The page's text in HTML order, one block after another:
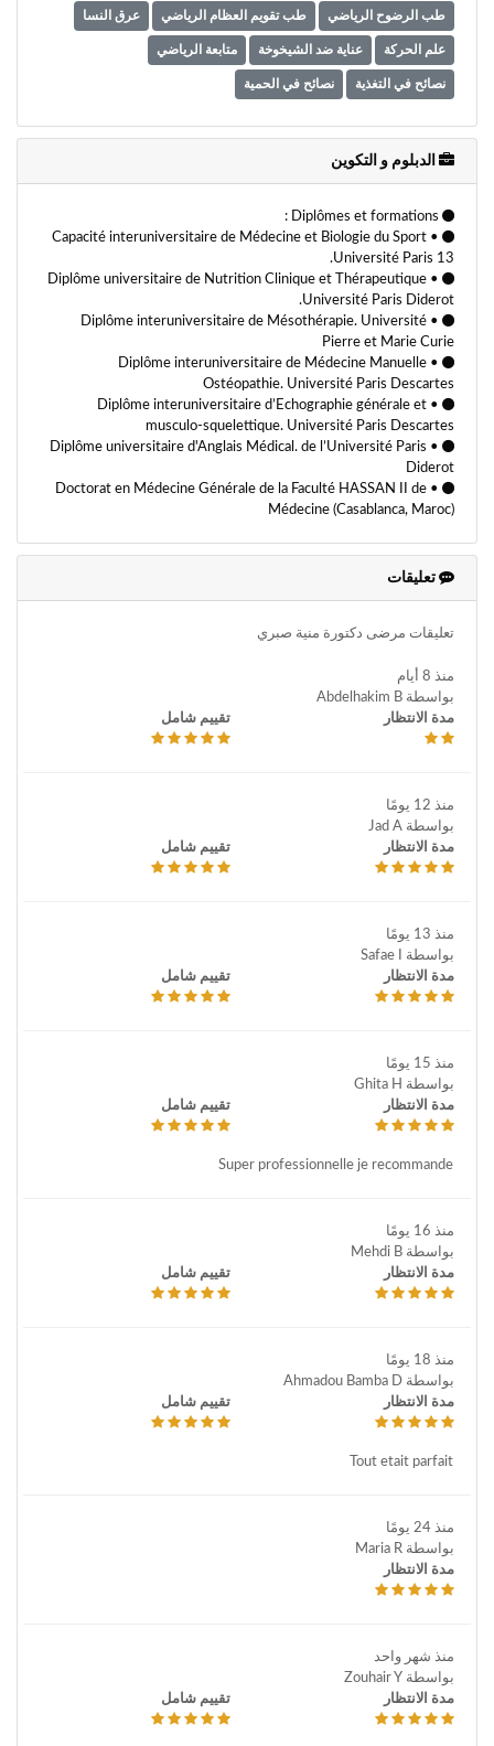
طب الرضوح الرياضي طب تقويم العظام الرياضي عرق النسا
علم الحركة عناية ضد الشيخوخة متابعة الرياضي
نصائح في التغذية نصائح في الحمية
الدبلوم و التكوين
• Capacité interuniversitaire de Médecine et Biologie du Sport
.Université Paris 13
• Diplôme universitaire de Nutrition Clinique et Thérapeutique
.Université Paris Diderot
• Diplôme interuniversitaire de Mésothérapie. Université
Pierre et Marie Curie
• Diplôme interuniversitaire de Médecine Manuelle
Ostéopathie. Université Paris Descartes
• Diplôme interuniversitaire d’Echographie générale et
musculo-squelettique. Université Paris Descartes
• Diplôme universitaire d'Anglais Médical. de l’Université Paris
Diderot
• Doctorat en Médecine Générale de la Faculté HASSAN II de
Médecine (Casablanca, Maroc)
تعليقات
تعليقات مرضى دكتورة منية صبري
منذ 8 أيام
بواسطة Abdelhakim B
مدة الانتظار
تقييم شامل
منذ 12 يومًا
بواسطة Jad A
مدة الانتظار
تقييم شامل
منذ 13 يومًا
بواسطة Safae I
مدة الانتظار
تقييم شامل
منذ 15 يومًا
بواسطة Ghita H
مدة الانتظار
تقييم شامل
Super professionnelle je recommande
منذ 16 يومًا
بواسطة Mehdi B
مدة الانتظار
تقييم شامل
منذ 18 يومًا
بواسطة Ahmadou Bamba D
مدة الانتظار
تقييم شامل
Tout etait parfait
منذ 24 يومًا
بواسطة Maria R
مدة الانتظار
منذ شهر واحد
بواسطة Zouhair Y
مدة الانتظار
تقييم شامل